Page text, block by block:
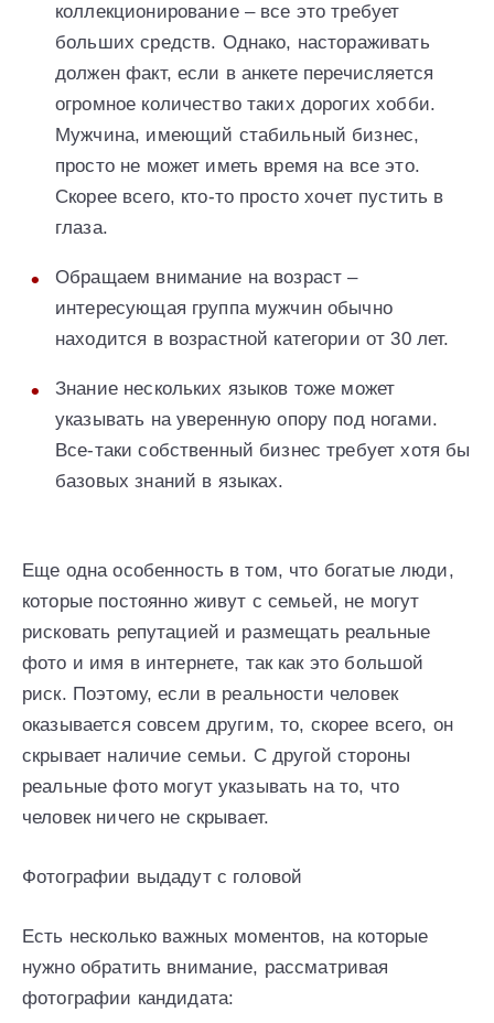
коллекционирование – все это требует
больших средств. Однако, настораживать
должен факт, если в анкете перечисляется
огромное количество таких дорогих хобби.
Мужчина, имеющий стабильный бизнес,
просто не может иметь время на все это.
Скорее всего, кто-то просто хочет пустить в
глаза.
Обращаем внимание на возраст –
интересующая группа мужчин обычно
находится в возрастной категории от 30 лет.
Знание нескольких языков тоже может
указывать на уверенную опору под ногами.
Все-таки собственный бизнес требует хотя бы
базовых знаний в языках.
Еще одна особенность в том, что богатые люди,
которые постоянно живут с семьей, не могут
рисковать репутацией и размещать реальные
фото и имя в интернете, так как это большой
риск. Поэтому, если в реальности человек
оказывается совсем другим, то, скорее всего, он
скрывает наличие семьи. С другой стороны
реальные фото могут указывать на то, что
человек ничего не скрывает.
Фотографии выдадут с головой
Есть несколько важных моментов, на которые
нужно обратить внимание, рассматривая
фотографии кандидата: